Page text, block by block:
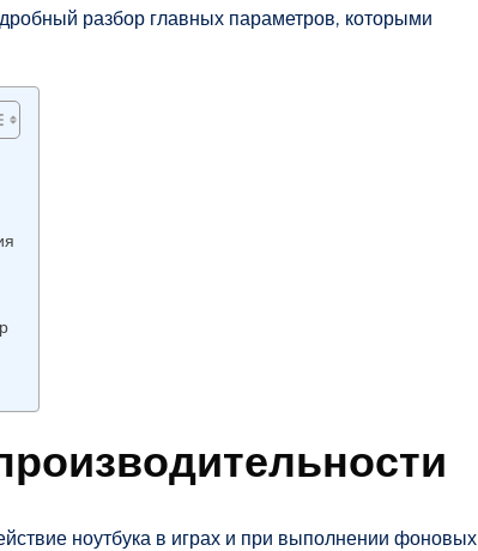
разбор главных параметров, которыми
ноутбука в играх и при выполнении фоновых